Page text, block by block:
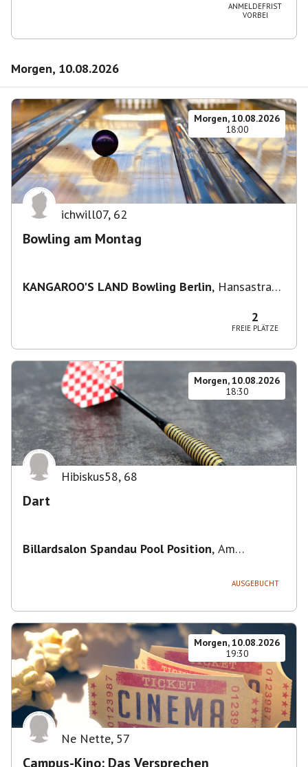
ANMELDEFRIST
VORBEI
Morgen, 10.08.2026
Morgen, 10.08.2026
18:00
ichwill07, 62
Bowling am Montag
KANGAROO'S LAND Bowling Berlin, Hansastraße
2
FREIE PLÄTZE
Morgen, 10.08.2026
18:30
Hibiskus58, 68
Dart
Billardsalon Spandau Pool Position, Am
AUSGEBUCHT
Morgen, 10.08.2026
19:30
Ne Nette, 57
Campus-Kino: Das Versprechen